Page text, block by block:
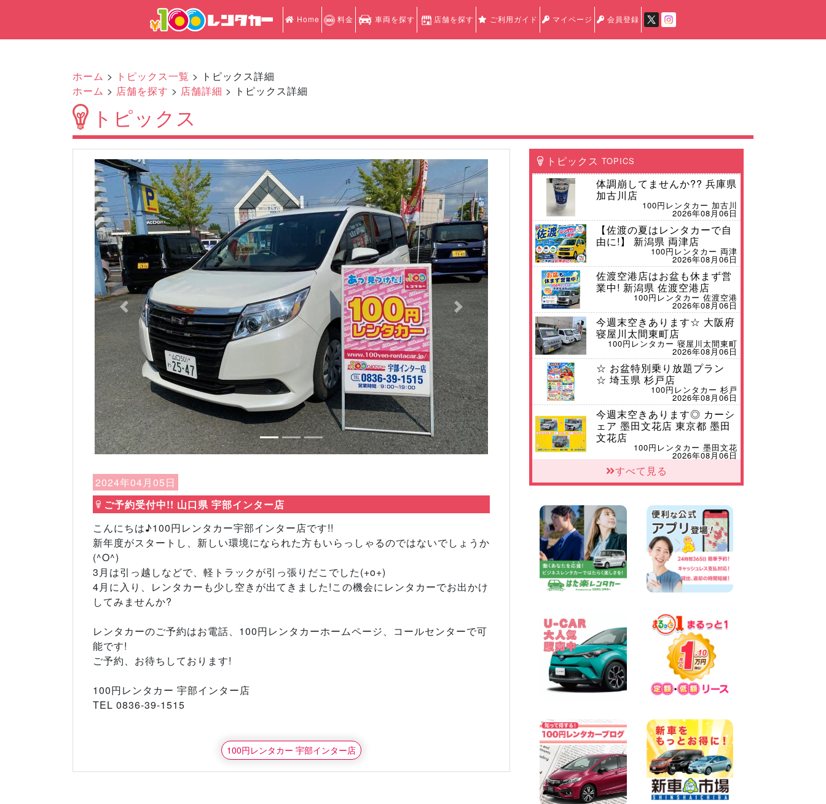
Home 料金 車両を探す 店舗を探す ご利用ガイド マイページ 会員登録
ホーム > トピックス一覧 > トピックス詳細
ホーム > 店舗を探す > 店舗詳細 > トピックス詳細
トピックス
Previous Next
2024年04月05日
ご予約受付中!! 山口県 宇部インター店
こんにちは♪100円レンタカー宇部インター店です!!
新年度がスタートし、新しい環境になられた方もいらっしゃるのではないでしょうか
(^O^)
3月は引っ越しなどで、軽トラックが引っ張りだこでした(+o+)
4月に入り、レンタカーも少し空きが出てきました!この機会にレンタカーでお出かけ
してみませんか?
レンタカーのご予約はお電話、100円レンタカーホームページ、コールセンターで可
能です!
ご予約、お待ちしております!
100円レンタカー 宇部インター店
TEL 0836-39-1515
100円レンタカー 宇部インター店
トピックス TOPICS
体調崩してませんか?? 兵庫県
加古川店
100円レンタカー 加古川
2026年08月06日
【佐渡の夏はレンタカーで自
由に!】 新潟県 両津店
100円レンタカー 両津
2026年08月06日
佐渡空港店はお盆も休まず営
業中! 新潟県 佐渡空港店
100円レンタカー 佐渡空港
2026年08月06日
今週末空きあります☆ 大阪府
寝屋川太間東町店
100円レンタカー 寝屋川太間東町
2026年08月06日
☆ お盆特別乗り放題プラン
☆ 埼玉県 杉戸店
100円レンタカー 杉戸
2026年08月06日
今週末空きあります◎ カーシ
ェア 墨田文花店 東京都 墨田
文花店
100円レンタカー 墨田文花
2026年08月06日
当社在庫車紹介【軽トラ】ハ
イゼットトラック 神奈川県
100円レンタカー 横浜旭南本宿町
2026年08月06日
横浜弥生台店限定!!夏季特別
キャンペーンのお知らせ!! 神
奈川県 横浜弥生台店
100円レンタカー 横浜弥生台
2026年08月06日
ハイエースワゴンGL!!クルー
る〜!! 福島県 福島笹木野店
100円レンタカー 福島笹木野
2026年08月05日
★S660 作業紹介★ 三重県 四
日市インター店
100円レンタカー 四日市インター
2026年08月05日
※※超格安日額5,800円※※荷物
出雲ドーム前店
100円レンタカー 出雲ドーム前
2026年08月05日
三河安城店 人気のハイブリッ
ドレンタカー♪新型プリウス
ご予約受付中です! 愛知県 三
河安城店
すべて見る